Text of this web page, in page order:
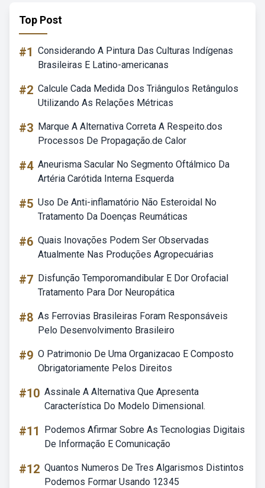
Top Post
#1 Considerando A Pintura Das Culturas Indígenas
Brasileiras E Latino-americanas
#2 Calcule Cada Medida Dos Triângulos Retângulos
Utilizando As Relações Métricas
#3 Marque A Alternativa Correta A Respeito.dos
Processos De Propagação.de Calor
#4 Aneurisma Sacular No Segmento Oftálmico Da
Artéria Carótida Interna Esquerda
#5 Uso De Anti-inflamatório Não Esteroidal No
Tratamento Da Doenças Reumáticas
#6 Quais Inovações Podem Ser Observadas
Atualmente Nas Produções Agropecuárias
#7 Disfunção Temporomandibular E Dor Orofacial
Tratamento Para Dor Neuropática
#8 As Ferrovias Brasileiras Foram Responsáveis
Pelo Desenvolvimento Brasileiro
#9 O Patrimonio De Uma Organizacao E Composto
Obrigatoriamente Pelos Direitos
#10 Assinale A Alternativa Que Apresenta
Característica Do Modelo Dimensional.
#11
Podemos Afirmar Sobre As Tecnologias Digitais
De Informação E Comunicação
#12 Quantos Numeros De Tres Algarismos Distintos
Podemos Formar Usando 12345